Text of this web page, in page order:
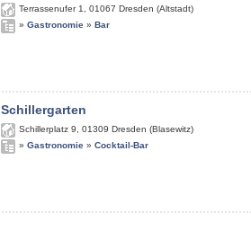
Terrassenufer 1 01067 Dresden (Altstadt)
» Gastronomie » Bar
Schillergarten
Schillerplatz 9 01309 Dresden (Blasewitz)
» Gastronomie » Cocktail-Bar